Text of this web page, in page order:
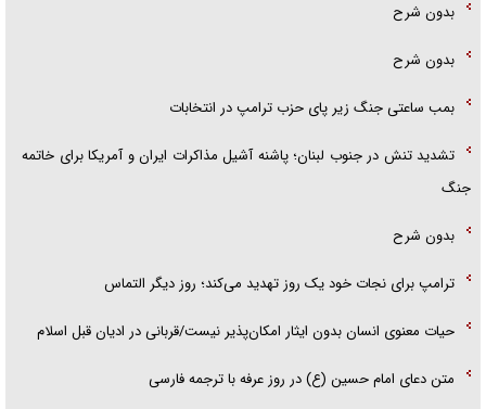
بدون شرح
بدون شرح
بمب ساعتی جنگ زیر پای حزب ترام‍پ در انتخابات
تشدید تنش در جنوب لبنان؛ پاشنه آشیل مذاکرات ایران و آمریکا برای خاتمه
جنگ
بدون شرح
ترامپ برای نجات خود یک روز تهدید می‌کند؛ روز دیگر التماس
حیات معنوی انسان بدون ایثار امکان‌پذیر نیست/قربانی در ادیان قبل اسلام
متن دعای امام حسین (ع) در روز عرفه با ترجمه فارسی